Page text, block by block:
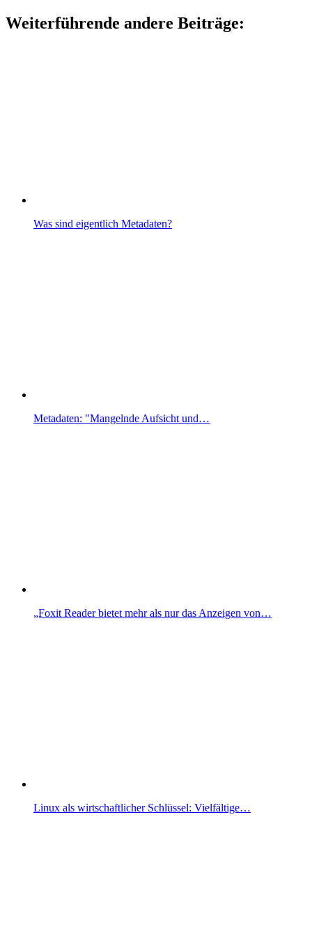
Weiterführende andere Beiträge:
Was sind eigentlich Metadaten?
Metadaten: "Mangelnde Aufsicht und…
„Foxit Reader bietet mehr als nur das Anzeigen von…
Linux als wirtschaftlicher Schlüssel: Vielfältige…